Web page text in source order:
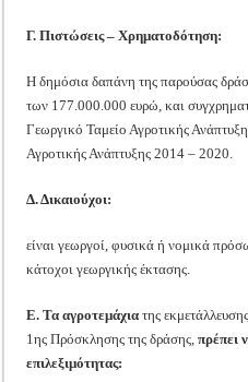
Γ. Πιστώσεις – Χρηματοδότηση:
Η δημόσια δαπάνη της παρούσας
των 177.000.000 ευρώ, και
Γεωργικό Ταμείο Αγροτικής
Αγροτικής Ανάπτυξης 2014 – 2020.
Δ. Δικαιούχοι:
είναι γεωργοί, φυσικά ή νομικά
κάτοχοι γεωργικής έκτασης.
Ε. Τα αγροτεμάχια της
1ης Πρόσκλησης της δράσης, πρέπει
επιλεξιμότητας: